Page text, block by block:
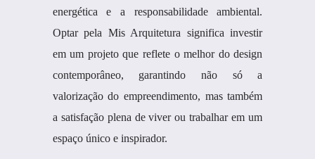
energética e a responsabilidade ambiental.
Optar pela Mis Arquitetura significa investir
em um projeto que reflete o melhor do design
contemporâneo, garantindo não só a
valorização do empreendimento, mas também
a satisfação plena de viver ou trabalhar em um
espaço único e inspirador.